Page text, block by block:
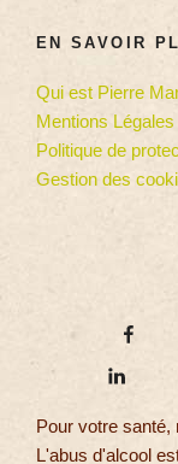
EN SAVOIR
Qui est Pierre
Mentions Légales
Politique de
Gestion des
Pour votre
L'abus d'alcool